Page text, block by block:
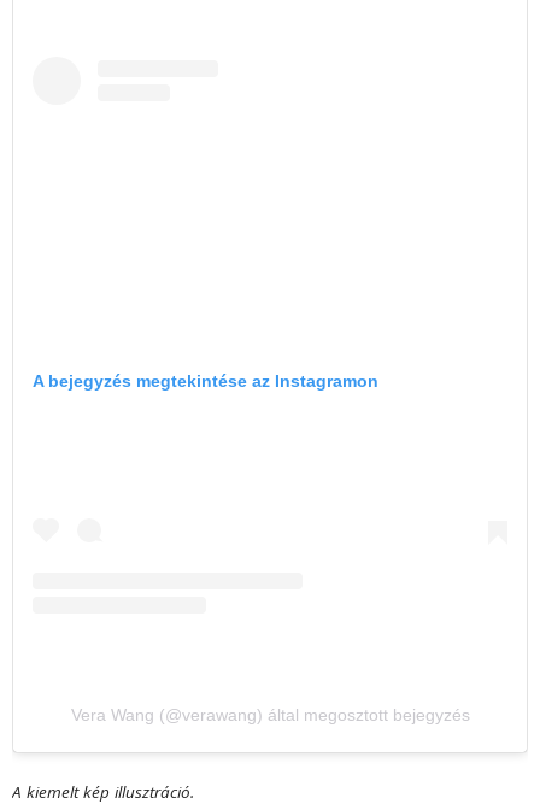
A bejegyzés megtekintése az Instagramon
Vera Wang (@verawang) által megosztott bejegyzés
A kiemelt kép illusztráció.